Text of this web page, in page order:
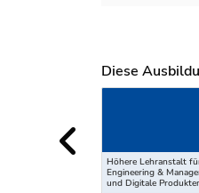
Diese
Uber weitere
Höhere Lehranstalt
Engineering &
und Digitale